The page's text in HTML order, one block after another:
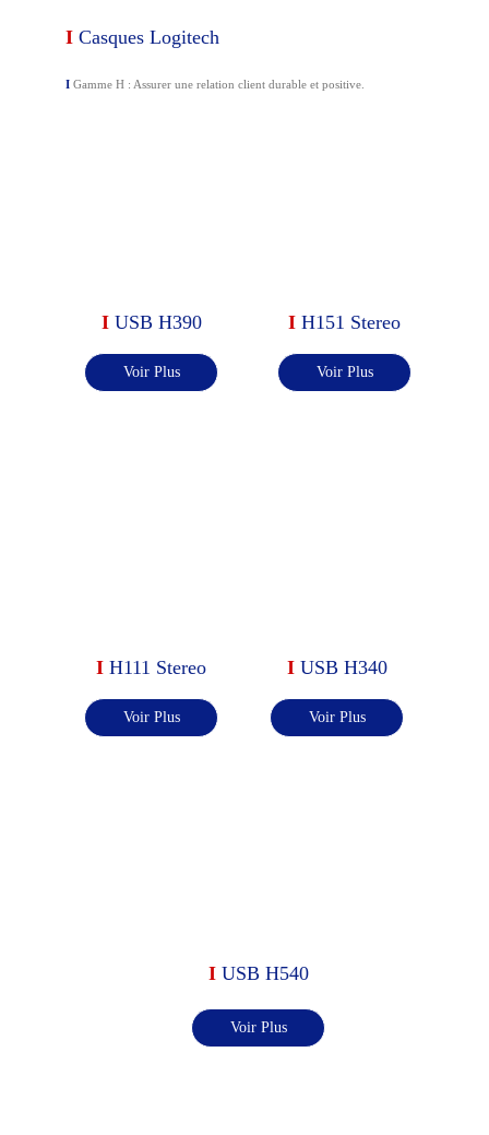
I Casques Logitech
I H111 Stereo
I USB H390 I H151 Stereo
I Gamme H : Assurer une relation client durable et positive.
Voir Plus Voir Plus
Voir Plus
I USB H340
Voir Plus
I USB H540
Voir Plus